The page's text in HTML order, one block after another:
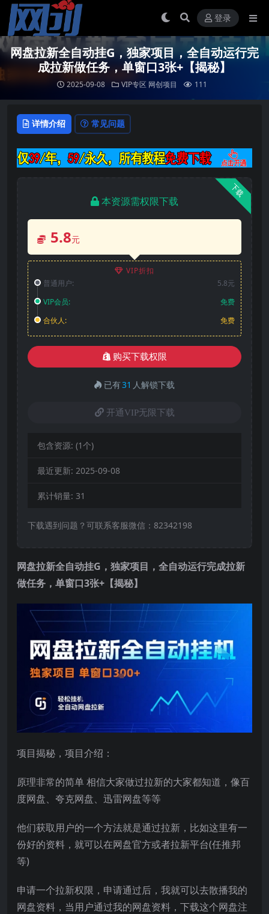
登录
网盘拉新全自动挂G，独家项目，全自动运行完
成拉新做任务，单窗口3张+【揭秘】
2025-09-08 VIP专区 网创项目 111
详情介绍 常见问题
下载
本资源需权限下载
5.8元
VIP折扣
普通用户:
5.8元
VIP会员:
免费
合伙人:
免费
购买下载权限
已有31 人解锁下载
开通VIP无限下载
包含资源: (1个)
最近更新: 2025-09-08
累计销量: 31
下载遇到问题？可联系客服微信：82342198
网盘拉新全自动挂G，独家项目，全自动运行完成拉新
做任务，单窗口3张+【揭秘】
项目揭秘，项目介绍：
原理非常的简单 相信大家做过拉新的大家都知道，像百
度网盘、夸克网盘、迅雷网盘等等
他们获取用户的一个方法就是通过拉新，比如这里有一
份好的资料，就可以在网盘官方或者拉新平台(任推邦
等)
申请一个拉新权限，申请通过后，我就可以去散播我的
网盘资料，当用户通过我的网盘资料，下载这个网盘注